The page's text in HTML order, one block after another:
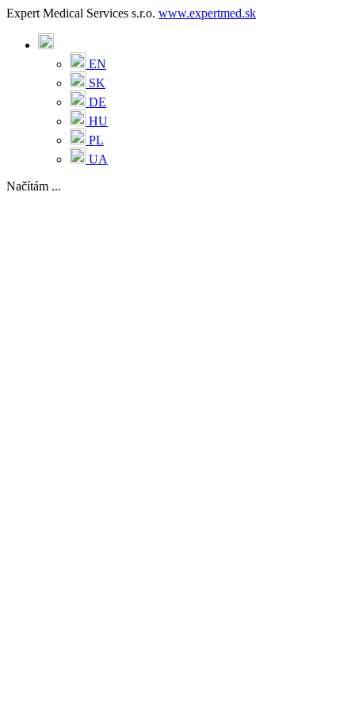
Expert Medical Services s.r.o. www.expertmed.sk
EN
SK
DE
HU
PL
UA
Načítám ...